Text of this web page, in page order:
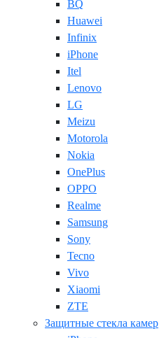
BQ
Huawei
Infinix
iPhone
Itel
Lenovo
LG
Meizu
Motorola
Nokia
OnePlus
OPPO
Realme
Samsung
Sony
Tecno
Vivo
Xiaomi
ZTE
Защитные стекла камер